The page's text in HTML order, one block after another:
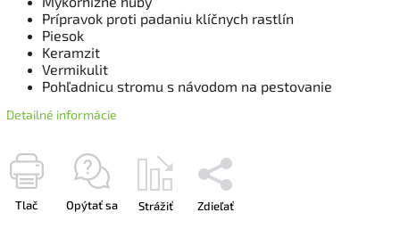
Prípravok proti padaniu klíčnych rastlín
Piesok
Keramzit
Vermikulit
Pohľadnicu stromu s návodom na pestovanie
Detailné informácie
Tlač Opýtať sa Strážiť Zdieľať